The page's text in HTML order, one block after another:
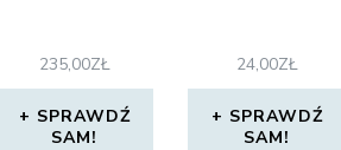
235,00ZŁ
SPRAWDŹ
SAM!
24,00ZŁ
SPRAWDŹ
SAM!